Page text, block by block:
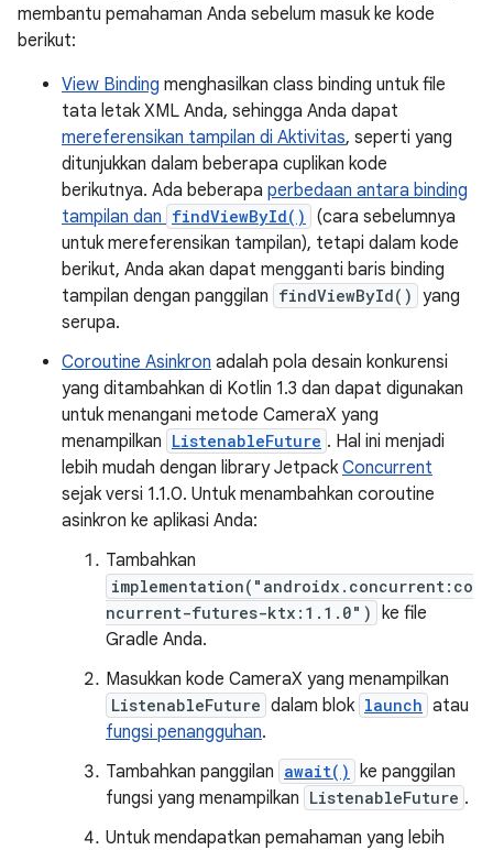
membantu pemahaman Anda sebelum masuk ke kode
berikut:
View Binding menghasilkan class binding untuk file
tata letak XML Anda, sehingga Anda dapat
mereferensikan tampilan di Aktivitas, seperti yang
ditunjukkan dalam beberapa cuplikan kode
berikutnya. Ada beberapa perbedaan antara binding
tampilan dan findViewById()
(cara sebelumnya
untuk mereferensikan tampilan), tetapi dalam kode
berikut, Anda akan dapat mengganti baris binding
tampilan dengan panggilan findViewById() yang
serupa.
Coroutine Asinkron adalah pola desain konkurensi
yang ditambahkan di Kotlin 1.3 dan dapat digunakan
untuk menangani metode CameraX yang
menampilkan ListenableFuture . Hal ini menjadi
lebih mudah dengan library Jetpack Concurrent
sejak versi 1.1.0. Untuk menambahkan coroutine
asinkron ke aplikasi Anda:
Tambahkan
implementation("androidx.concurrent:co
ncurrent-futures-ktx:1.1.0") ke file
Gradle Anda.
Masukkan kode CameraX yang menampilkan
ListenableFuture dalam blok launch atau
fungsi penangguhan.
Tambahkan panggilan await() ke panggilan
fungsi yang menampilkan ListenableFuture .
Untuk mendapatkan pemahaman yang lebih